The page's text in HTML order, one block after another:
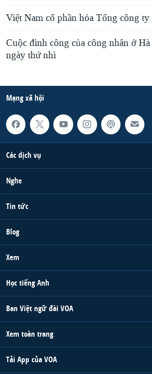
Việt Nam cổ phần hóa Tổng công
Cuộc đình công của công nhân ở
ngày thứ nhì
Mạng xã hội
Các dịch vụ
Nghe
Tin tức
Blog
Xem
Học tiếng Anh
Ban Việt ngữ đài VOA
Xem toàn trang
Tải App của VOA